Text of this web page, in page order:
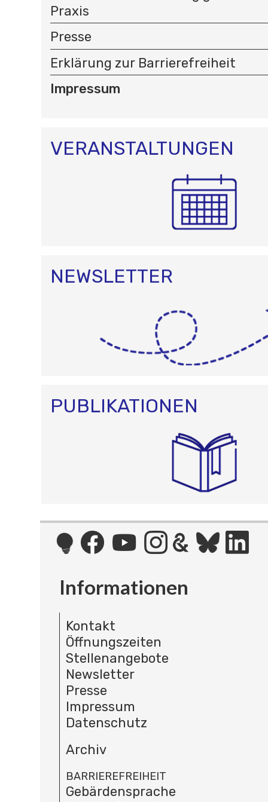
Praxis
Presse
Erklärung zur Barrierefreiheit
Impressum
VERANSTALTUNGEN
NEWSLETTER
PUBLIKATIONEN
Informationen
Kontakt
Öffnungszeiten
Stellenangebote
Newsletter
Presse
Impressum
Datenschutz
Archiv
BARRIEREFREIHEIT
Gebärdensprache